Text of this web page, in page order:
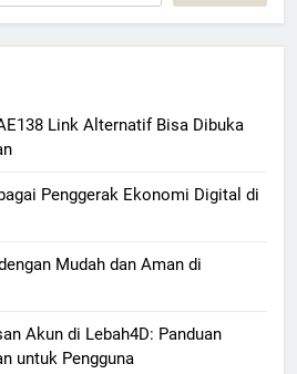
Link Alternatif Bisa Dibuka
Penggerak Ekonomi Digital di
Mudah dan Aman di
Akun di Lebah4D: Panduan
untuk Pengguna